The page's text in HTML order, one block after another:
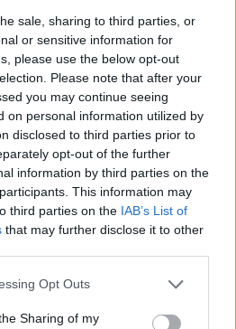
sale, sharing to third parties, or
or sensitive information for
please use the below opt-out
Please note that after your
you may continue seeing
on personal information utilized by
disclosed to third parties prior to
opt-out of the further
information by third parties on the
This information may
third parties on the IAB’s List of
that may further disclose it to other
app uses one or more Google
usage behaviour. You may click to
Opt Outs
Sharing of my
να υπάρξει